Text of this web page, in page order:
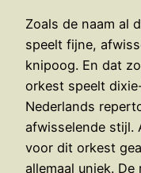
Zoals de naam al
speelt fijne,
knipoog. En dat
orkest speelt
Nederlands
afwisselende stijl.
voor dit orkest
allemaal uniek.